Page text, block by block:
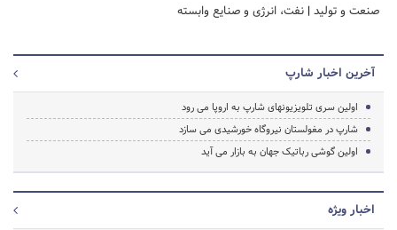
صنعت و تولید | نفت، انرژی و صنایع وابسته
آخرین اخبار شارپ
اولین سری تلویزیونهای شارپ به اروپا می رود
شارپ در مغولستان نیروگاه خورشیدی می سازد
اولین گوشی رباتیک جهان به بازار می آید
اخبار ویژه